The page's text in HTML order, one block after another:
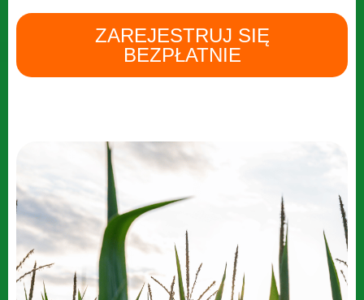
ZAREJESTRUJ SIĘ
BEZPŁATNIE